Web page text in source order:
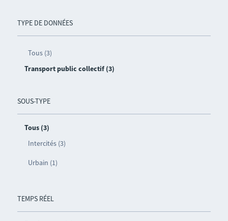
TYPE DE DONNÉES
Tous (3)
Transport public collectif (3)
SOUS-TYPE
Tous (3)
Intercités (3)
Urbain (1)
TEMPS RÉEL